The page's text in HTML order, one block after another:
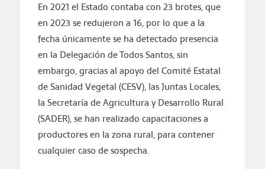
En 2021 el Estado contaba con 23 brotes, que
en 2023 se redujeron a 16, por lo que a la
fecha únicamente se ha detectado presencia
en la Delegación de Todos Santos, sin
embargo, gracias al apoyo del Comité Estatal
de Sanidad Vegetal (CESV), las Juntas Locales,
la Secretaría de Agricultura y Desarrollo Rural
(SADER), se han realizado capacitaciones a
productores en la zona rural, para contener
cualquier caso de sospecha.